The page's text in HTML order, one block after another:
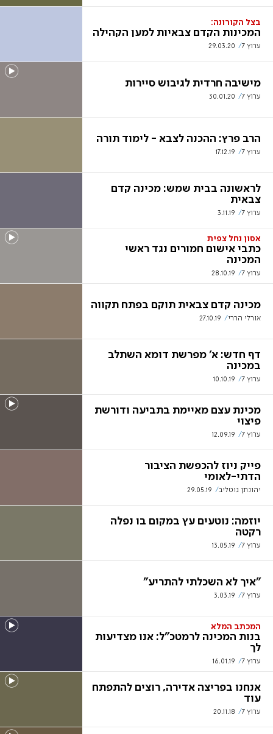
בצל הקורונה:
המכינות הקדם צבאיות למען הקהילה
ערוץ 7 29.03.20
מישיבה חרדית לגיבוש סיירות
ערוץ 7 30.01.20
הרב פרץ: ההכנה לצבא - לימוד תורה
ערוץ 7 17.12.19
לראשונה בבית שמש: מכינה קדם
צבאית
ערוץ 7 3.11.19
אסון נחל צפית
כתבי אישום חמורים נגד ראשי
המכינה
ערוץ 7 28.10.19
מכינה קדם צבאית תוקם בפתח תקווה
אורלי הררי 27.10.19
דף חדש: א' מפרשת דומא השתלב
במכינה
ערוץ 7 10.10.19
מכינת עצם מאיימת בתביעה ודורשת
פיצוי
ערוץ 7 12.09.19
פייק ניוז להכפשת הציבור
הדתי-לאומי
יהונתן גוטליב 29.05.19
יוזמה: נוטעים עץ במקום בו נפלה
רקטה
ערוץ 7 13.05.19
"איך לא השכלתי להתריע"
ערוץ 7 3.03.19
המכתב המלא
בנות המכינה לרמטכ"ל: אנו מצדיעות
לך
ערוץ 7 16.01.19
אנחנו בפריצה אדירה, רוצים להתפתח
עוד
ערוץ 7 20.11.18